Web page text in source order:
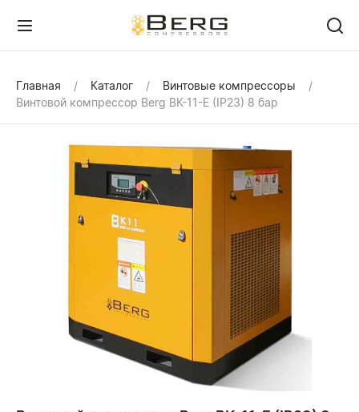
Главная Каталог
Винтовые компрессоры
Винтовой компрессор Berg ВК-11-Е (IP23) 8 бар